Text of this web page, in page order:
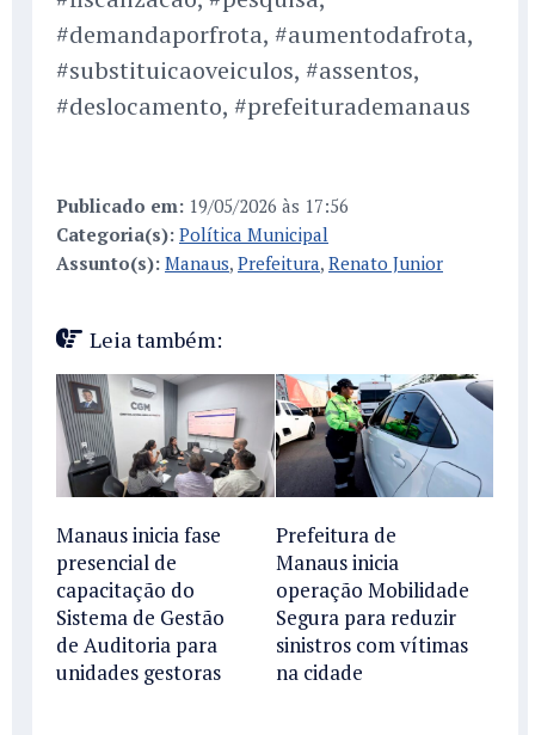
#demandaporfrota, #aumentodafrota,
#substituicaoveiculos, #assentos,
#deslocamento, #prefeiturademanaus
Publicado em: 19/05/2026 às 17:56
Categoria(s): Política Municipal
Assunto(s): Manaus, Prefeitura, Renato Junior
Leia também:
Manaus inicia fase
presencial de
capacitação do
Sistema de Gestão
de Auditoria para
unidades gestoras
Prefeitura de
Manaus inicia
operação Mobilidade
Segura para reduzir
sinistros com vítimas
na cidade